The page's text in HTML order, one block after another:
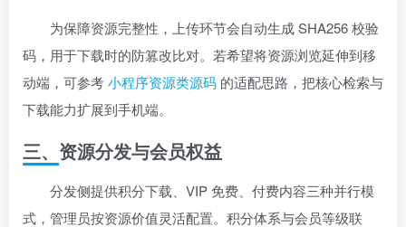
为保障资源完整性，上传环节会自动生成 SHA256 校验
码，用于下载时的防篡改比对。若希望将资源浏览延伸到移
动端，可参考小程序资源类源码 的适配思路，把核心检索与
下载能力扩展到手机端。
三、资源分发与会员权益
分发侧提供积分下载、VIP 免费、付费内容三种并行模
式，管理员按资源价值灵活配置。积分体系与会员等级联